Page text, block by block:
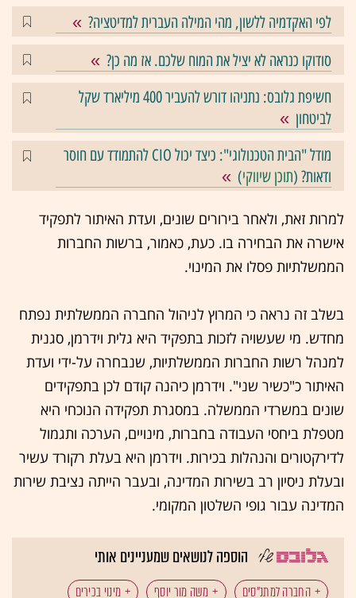
לפי האקדמיה ללשון, מהי המילה העברית למדיטציה?
סודוקו כנראה לא יציל את המוח שלכם. אז מה כן?
חשיפת גלובס: נתניהו דורש להעביר 400 מיליארד שקל
לביטחון
מודל "הבית הטכנולוגי": כיצד יכול CIO להתמודד עם חוסר
ודאות? (תוכן שיווקי)
למרות זאת, ולאחר בירורים שונים, ועדת האיתור לתפקיד
אישרה את הבחירה בו. כעת, כאמור, ברשות החברות
הממשלתיות פסלו את המינוי.
בשלב זה נראה כי המרוץ לניהול החברה הממשלתית נפתח
מחדש. מי שעשויה לזכות בתפקיד היא גלית וידרמן, סגנית
למנהל רשות החברות הממשלתיות, שנבחרה על-ידי ועדת
האיתור כ"כשיר שני". וידרמן כיהנה קודם לכן בתפקידים
שונים במשרדי הממשלה. במסגרת תפקידה הנוכחי היא
מטפלת ביחסי העבודה בחברות, מינויים, הערכה ותגמול
לדירקטורים והנהלות בכירות. וידרמן היא בעלת רקורד עשיר
ובעלת ניסיון רב בשירות המדינה, ובעבר הייתה נציבת שירות
המדינה עבור גופי השלטון המקומי.
הוספה לנושאים שמעניינים אותי
החברה למתנ"סים משה מור יוסף מינוי בכירים